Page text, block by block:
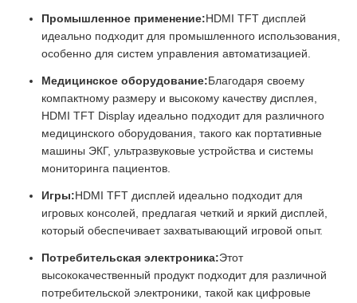
Промышленное применение:HDMI TFT дисплей
идеально подходит для промышленного использования,
особенно для систем управления автоматизацией.
Медицинское оборудование:Благодаря своему
компактному размеру и высокому качеству дисплея,
HDMI TFT Display идеально подходит для различного
медицинского оборудования, такого как портативные
машины ЭКГ, ультразвуковые устройства и системы
мониторинга пациентов.
Игры:HDMI TFT дисплей идеально подходит для
игровых консолей, предлагая четкий и яркий дисплей,
который обеспечивает захватывающий игровой опыт.
Потребительская электроника:Этот
высококачественный продукт подходит для различной
потребительской электроники, такой как цифровые